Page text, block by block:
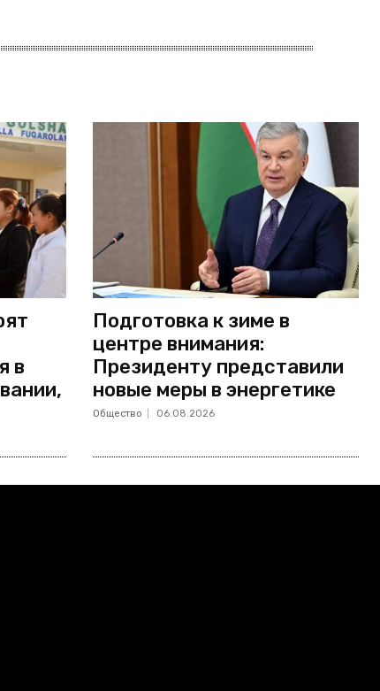
в
Подготовка к зиме в
центре внимания:
Президенту представили
новые меры в энергетике
Общество 06.08.2026